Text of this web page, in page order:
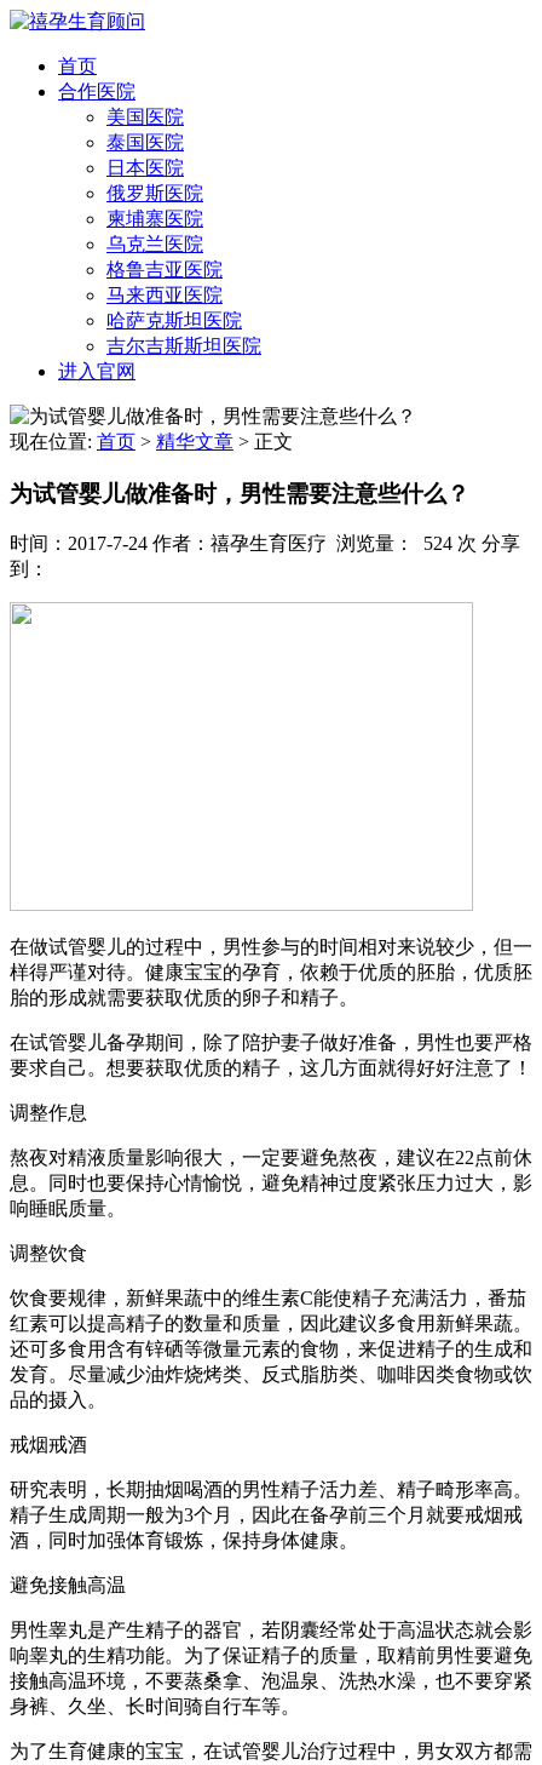
首页
合作医院
美国医院
泰国医院
日本医院
俄罗斯医院
柬埔寨医院
乌克兰医院
格鲁吉亚医院
马来西亚医院
哈萨克斯坦医院
吉尔吉斯斯坦医院
进入官网
现在位置: 首页 > 精华文章 > 正文
为试管婴儿做准备时，男性需要注意些什么？
时间：2017-7-24 作者：禧孕生育医疗 浏览量： 524 次 分享
到：
在做试管婴儿的过程中，男性参与的时间相对来说较少，但一
样得严谨对待。健康宝宝的孕育，依赖于优质的胚胎，优质胚
胎的形成就需要获取优质的卵子和精子。
在试管婴儿备孕期间，除了陪护妻子做好准备，男性也要严格
要求自己。想要获取优质的精子，这几方面就得好好注意了！
调整作息
熬夜对精液质量影响很大，一定要避免熬夜，建议在22点前休
息。同时也要保持心情愉悦，避免精神过度紧张压力过大，影
响睡眠质量。
调整饮食
饮食要规律，新鲜果蔬中的维生素C能使精子充满活力，番茄
红素可以提高精子的数量和质量，因此建议多食用新鲜果蔬。
还可多食用含有锌硒等微量元素的食物，来促进精子的生成和
发育。尽量减少油炸烧烤类、反式脂肪类、咖啡因类食物或饮
品的摄入。
戒烟戒酒
研究表明，长期抽烟喝酒的男性精子活力差、精子畸形率高。
精子生成周期一般为3个月，因此在备孕前三个月就要戒烟戒
酒，同时加强体育锻炼，保持身体健康。
避免接触高温
男性睾丸是产生精子的器官，若阴囊经常处于高温状态就会影
响睾丸的生精功能。为了保证精子的质量，取精前男性要避免
接触高温环境，不要蒸桑拿、泡温泉、洗热水澡，也不要穿紧
身裤、久坐、长时间骑自行车等。
为了生育健康的宝宝，在试管婴儿治疗过程中，男女双方都需